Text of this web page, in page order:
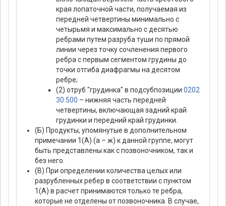
края лопаточной части, получаемая из
передней четвертины минимально с
четырьмя и максимально с десятью
ребрами путем разруба туши по прямой
линии через точку сочленения первого
ребра с первым сегментом грудины до
точки отгиба диафрагмы на десятом
ребре;
(2) отруб "грудинка" в подсубпозиции 0202
30 500 – нижняя часть передней
четвертины, включающая задний край
грудинки и передний край грудинки.
(Б) Продукты, упомянутые в дополнительном
примечании 1(А) (а – ж) к данной группе, могут
быть представлены как с позвоночником, так и
без него.
(В) При определении количества целых или
разрубленных ребер в соответствии с пунктом
1(А) в расчет принимаются только те ребра,
которые не отделены от позвоночника. В случае,